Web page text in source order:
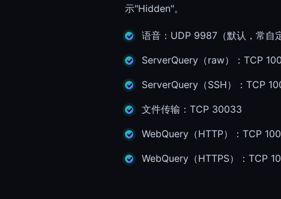
示"Hidden"。
语音：UDP 9987（默认，常自
ServerQuery（raw）：TCP
ServerQuery（SSH）：TCP
文件传输：TCP 30033
WebQuery（HTTP）：TCP
WebQuery（HTTPS）：TCP